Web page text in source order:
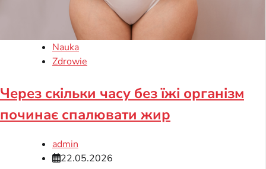
Nauka
Zdrowie
Через скільки часу без їжі організм
починає спалювати жир
admin
22.05.2026